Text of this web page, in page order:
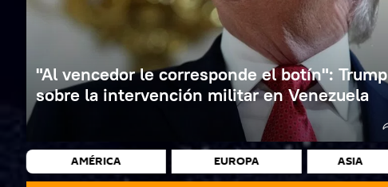
"Al vencedor le corresponde el botín": Trump
sobre la intervención militar en Venezuela
AMÉRICA EUROPA ASIA